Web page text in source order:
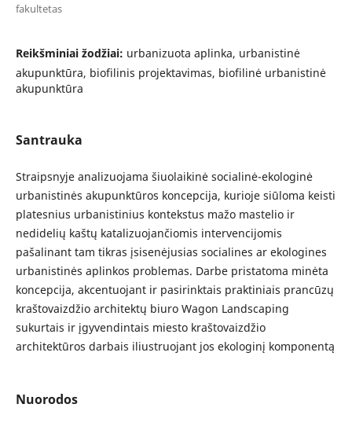
fakultetas
Reikšminiai žodžiai: urbanizuota aplinka, urbanistinė
akupunktūra, biofilinis projektavimas, biofilinė urbanistinė
akupunktūra
Santrauka
Straipsnyje analizuojama šiuolaikinė socialinė-ekologinė
urbanistinės akupunktūros koncepcija, kurioje siūloma keisti
platesnius urbanistinius kontekstus mažo mastelio ir
nedidelių kaštų katalizuojančiomis intervencijomis
pašalinant tam tikras įsisenėjusias socialines ar ekologines
urbanistinės aplinkos problemas. Darbe pristatoma minėta
koncepcija, akcentuojant ir pasirinktais praktiniais prancūzų
kraštovaizdžio architektų biuro Wagon Landscaping
sukurtais ir įgyvendintais miesto kraštovaizdžio
architektūros darbais iliustruojant jos ekologinį komponentą
Nuorodos